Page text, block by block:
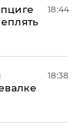
18:44
18:38